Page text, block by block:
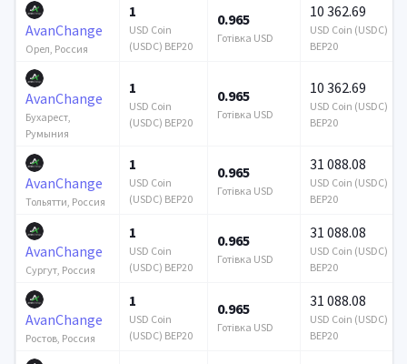
AvanChange
Орел, Россия
1
USD Coin
(USDC) BEP20
0.965
Готівка USD
10 362.69
USD Coin (USDC)
BEP20
AvanChange
Бухарест,
Румыния
1
USD Coin
(USDC) BEP20
0.965
Готівка USD
10 362.69
USD Coin (USDC)
BEP20
AvanChange
Тольятти, Россия
1
USD Coin
(USDC) BEP20
0.965
Готівка USD
31 088.08
USD Coin (USDC)
BEP20
AvanChange
Сургут, Россия
1
USD Coin
(USDC) BEP20
0.965
Готівка USD
31 088.08
USD Coin (USDC)
BEP20
AvanChange
Ростов, Россия
1
USD Coin
(USDC) BEP20
0.965
Готівка USD
31 088.08
USD Coin (USDC)
BEP20